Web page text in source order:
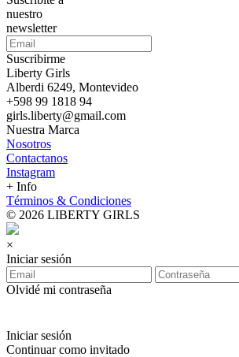
nuestro
newsletter
Suscribirme
Liberty Girls
Alberdi 6249, Montevideo
+598 99 1818 94
girls.liberty@gmail.com
Nuestra Marca
Nosotros
Contactanos
Instagram
+ Info
Términos & Condiciones
© 2026 LIBERTY GIRLS
×
Iniciar sesión
Olvidé mi contraseña
Iniciar sesión
Continuar como invitado